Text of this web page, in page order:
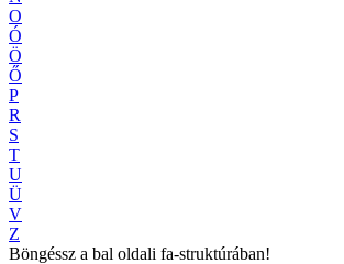
O
Ó
Ö
Ő
P
R
S
T
U
Ü
V
Z
Böngéssz a bal oldali fa-struktúrában!